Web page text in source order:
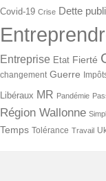
Covid-19 Crise Dette
Entreprise Etat Fierté
changement Guerre
Libéraux MR Pandémie
Région Wallonne
Temps Tolérance Travail